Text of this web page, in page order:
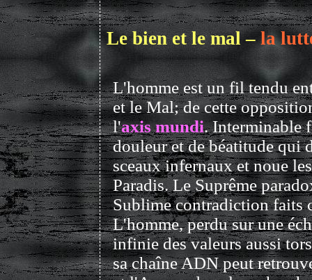
Le bien et le mal –la
L'homme est un fil tendu
et le Mal; de cette
l'axis mundi. Interminable
douleur et de béatitude qui
sceaux infernaux et noue
Paradis. Le Suprême
Sublime contradiction faits
L'homme, perdu sur une
infinie des valeurs aussi
sa chaîne ADN peut